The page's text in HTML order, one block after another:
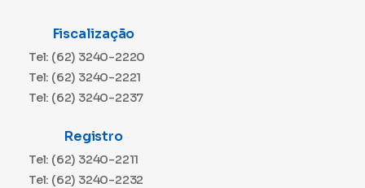
Fiscalização
Tel: (62) 3240-2220
Tel: (62) 3240-2221
Tel: (62) 3240-2237
Registro
Tel: (62) 3240-2211
Tel: (62) 3240-2232